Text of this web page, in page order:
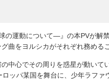
運動について―』の本PVが解
曲をヨルシカがそれぞれ務める
中心でその周りを惑星が動いて
ッパ某国を舞台に、少年ラフ